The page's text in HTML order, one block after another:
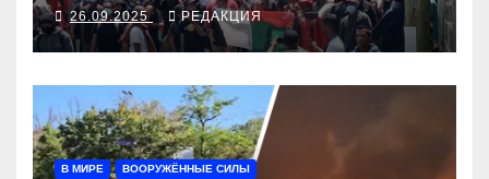
26.09.2025 РЕДАКЦИЯ
В МИРЕ ВООРУЖЁННЫЕ СИЛЫ